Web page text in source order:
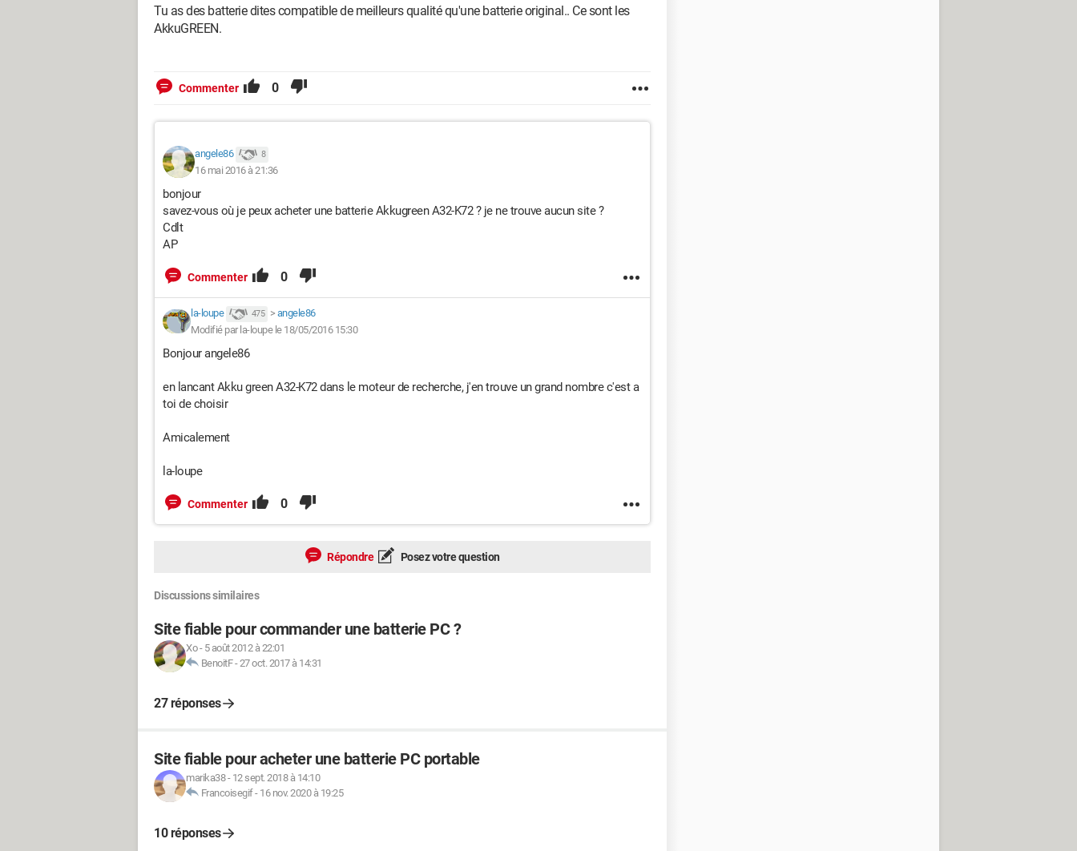
Tu as des batterie dites compatible de meilleurs qualité qu'une batterie original.. Ce sont les
AkkuGREEN.
Commenter 0
angele86 8
16 mai 2016 à 21:36
bonjour
savez-vous où je peux acheter une batterie Akkugreen A32-K72 ? je ne trouve aucun site ?
Cdlt
AP
Commenter 0
la-loupe 475 > angele86
Modifié par la-loupe le 18/05/2016 15:30
Bonjour angele86
en lancant Akku green A32-K72 dans le moteur de recherche, j'en trouve un grand nombre c'est a
toi de choisir
Amicalement
la-loupe
Commenter 0
Répondre Posez votre question
Discussions similaires
Site fiable pour commander une batterie PC ?
Xo- 5 août 2012 à 22:01
BenoitF-27 oct. 2017 à 14:31
27 réponses
Site fiable pour acheter une batterie PC portable
marika38- 12 sept. 2018 à 14:10
Francoisegif- 16 nov. 2020 à 19:25
10 réponses